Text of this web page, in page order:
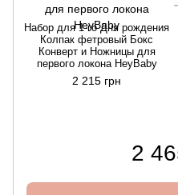
Набор для 1-го Дня рождения
Колпак фетровый Бокс
Конверт и Ножницы для
первого локона HeyBaby
2 215 грн
2